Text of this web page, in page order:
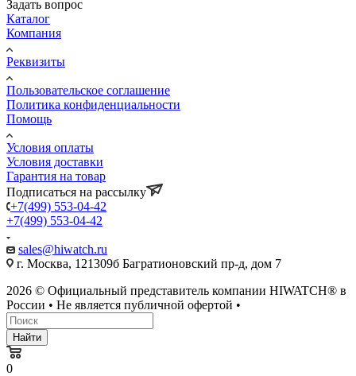
Задать вопрос
Каталог
Компания
Реквизиты
Пользовательское соглашение
Политика конфиденциальности
Помощь
Условия оплаты
Условия доставки
Гарантия на товар
Подписаться на рассылку
+7(499) 553-04-42
+7(499) 553-04-42
sales@hiwatch.ru
г. Москва, 121309б Багратионовский пр-д, дом 7
2026 © Официальный представитель компании HIWATCH® в
России • Не является публичной офертой •
Найти
0